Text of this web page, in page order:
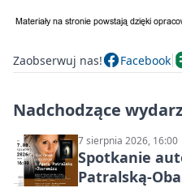
Zaobserwuj nas! Facebook
Nadchodzące
7 sierpnia 2026, 16:00
Spotkanie
Patralską-